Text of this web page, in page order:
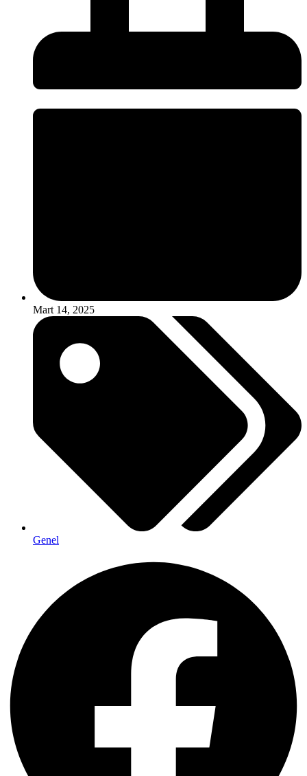
Mart 14, 2025
Genel